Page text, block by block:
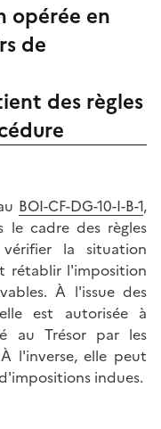
opérée en
de
des règles
BOI-CF-DG-10-I-B-1,
le cadre des règles
la situation
rétablir l'imposition
À l'issue des
est autorisée à
au Trésor par les
l'inverse, elle peut
indues.